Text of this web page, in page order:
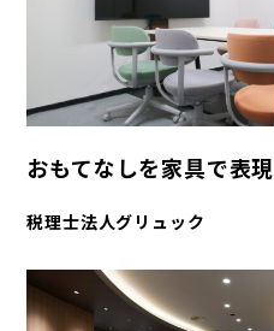
おもてなしを家具で表現
税理士法人グリュック